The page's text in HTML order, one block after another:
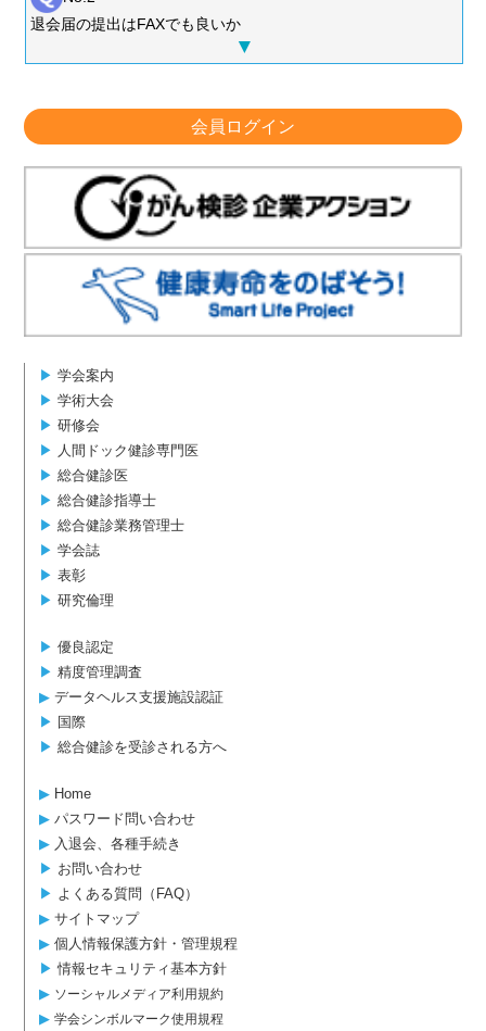
退会届の提出はFAXでも良いか
会員ログイン
▶︎ 学会案内
▶︎ 学術大会
▶︎ 研修会
▶︎ 人間ドック健診専門医
▶︎ 総合健診医
▶︎ 総合健診指導士
▶︎ 総合健診業務管理士
▶︎ 学会誌
▶︎ 表彰
▶︎ 研究倫理
▶︎ 優良認定
▶︎ 精度管理調査
▶︎ データヘルス支援施設認証
▶︎ 国際
▶︎ 総合健診を受診される方へ
▶︎ Home
▶︎ パスワード問い合わせ
▶︎ 入退会、各種手続き
▶︎ お問い合わせ
▶︎ よくある質問（FAQ）
▶︎ サイトマップ
▶︎ 個人情報保護方針・管理規程
▶︎ 情報セキュリティ基本方針
▶︎ ソーシャルメディア利用規約
▶︎ 学会シンボルマーク使用規程